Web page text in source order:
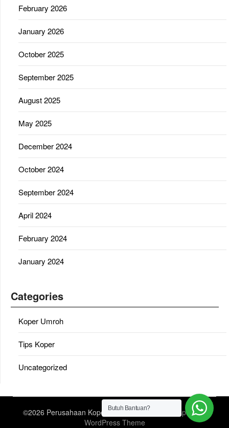
February 2026
January 2026
October 2025
September 2025
August 2025
May 2025
December 2024
October 2024
September 2024
April 2024
February 2024
January 2024
Categories
Koper Umroh
Tips Koper
Uncategorized
©2026 Perusahaan Koper Umroh| Design:
Newspaperly
WordPress Theme
Butuh Bantuan?